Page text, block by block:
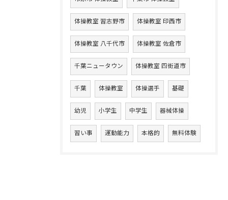
体操教室 習志野市 体操教室 印西市
体操教室 八千代市 体操教室 佐倉市
千葉ニュータウン 体操教室 四街道市
千葉 体操教室 体操選手 基礎
幼児 小学生 中学生 器械体操
習い事 運動能力 本格的 無料体験